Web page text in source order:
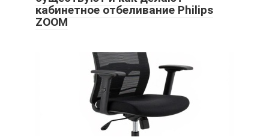
кабинетное отбеливание Philips
ZOOM